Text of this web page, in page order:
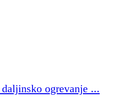
ogrevanje ...